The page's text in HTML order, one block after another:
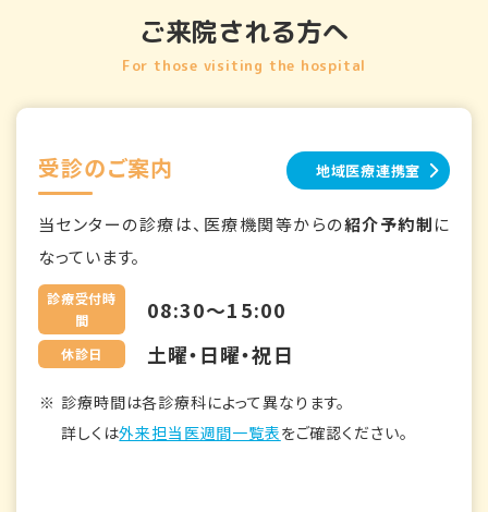
ご来院される方へ
For those visiting the hospital
受診のご案内 地域医療連携室
当センターの診療は、医療機関等からの紹介予約制に
なっています。
診療受付時
間
08:30～15:00
休診日 土曜・日曜・祝日
診療時間は各診療科によって異なります。
詳しくは外来担当医週間一覧表をご確認ください。